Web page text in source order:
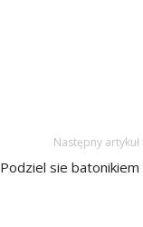
Następny artykuł
Podziel sie batonikiem